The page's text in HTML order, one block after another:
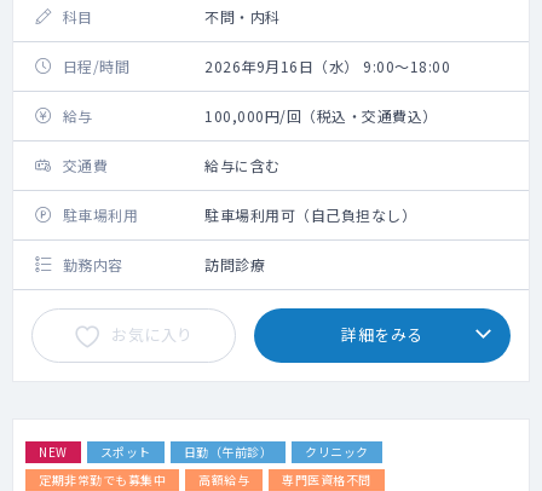
科目 不問・内科
日程/時間 2026年9月16日（水） 9:00～18:00
給与 100,000円/回（税込・交通費込）
交通費 給与に含む
駐車場利用 駐車場利用可（自己負担なし）
勤務内容 訪問診療
お気に入り 詳細をみる
NEW スポット 日勤（午前診）
クリニック
定期非常勤でも募集中
高額給与
専門医資格不問